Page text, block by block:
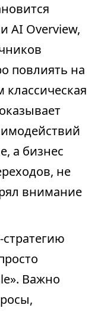
AI Overview,
повлиять на
а бизнес
не
внимание
Важно